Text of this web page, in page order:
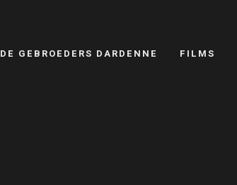
DE GEBROEDERS DARDENNE FILMS